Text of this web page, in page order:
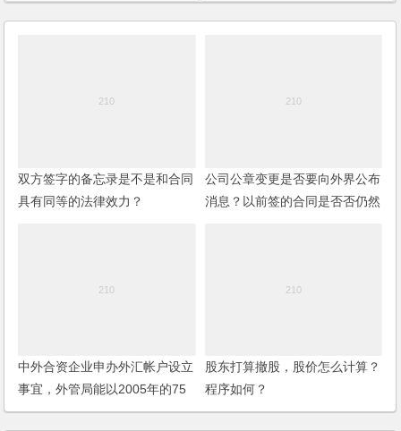
双方签字的备忘录是不是和合同
具有同等的法律效力？
公司公章变更是否要向外界公布
消息？以前签的合同是否否仍然
中外合资企业申办外汇帐户设立
事宜，外管局能以2005年的75
号文件为由不予办理吗？
股东打算撤股，股价怎么计算？
程序如何？